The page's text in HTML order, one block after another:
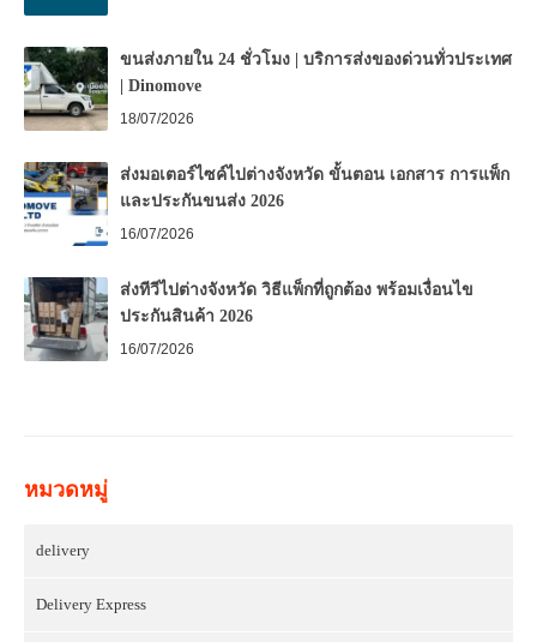
ขนส่งภายใน 24 ชั่วโมง | บริการส่งของด่วนทั่วประเทศ
| Dinomove
18/07/2026
ส่งมอเตอร์ไซค์ไปต่างจังหวัด ขั้นตอน เอกสาร การแพ็ก
และประกันขนส่ง 2026
16/07/2026
ส่งทีวีไปต่างจังหวัด วิธีแพ็กที่ถูกต้อง พร้อมเงื่อนไข
ประกันสินค้า 2026
16/07/2026
หมวดหมู่
delivery
Delivery Express